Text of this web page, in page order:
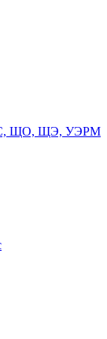
ЩО, ЩЭ, УЭРМ